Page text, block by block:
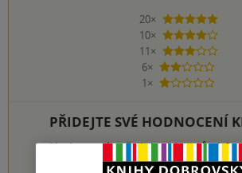
20×
5 hvězdiček
10×
4 hvězdičky
11×
3 hvězdičky
6×
2 hvězdičky
1×
1 hvezdička
PŘIDEJTE SVÉ HODNOCENÍ
Hodnocení našich knihkupců: 4.0